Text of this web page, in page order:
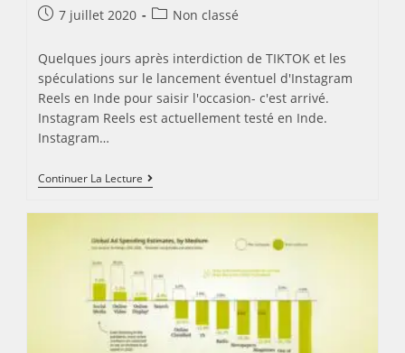
Post7 juillet 2020
PostNon classé
Quelques jours après interdiction de TIKTOK et les
spéculations sur le lancement éventuel d'Instagram
Reels en Inde pour saisir l'occasion- c'est arrivé.
Instagram Reels est actuellement testé en Inde.
Instagram…
Continuer La Lecture Instagram
Reels,
Testé
En